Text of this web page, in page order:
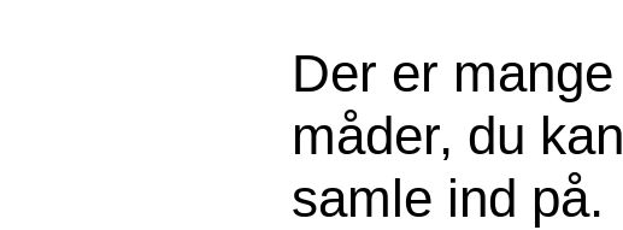
Der er mange
måder, du kan
samle ind på.